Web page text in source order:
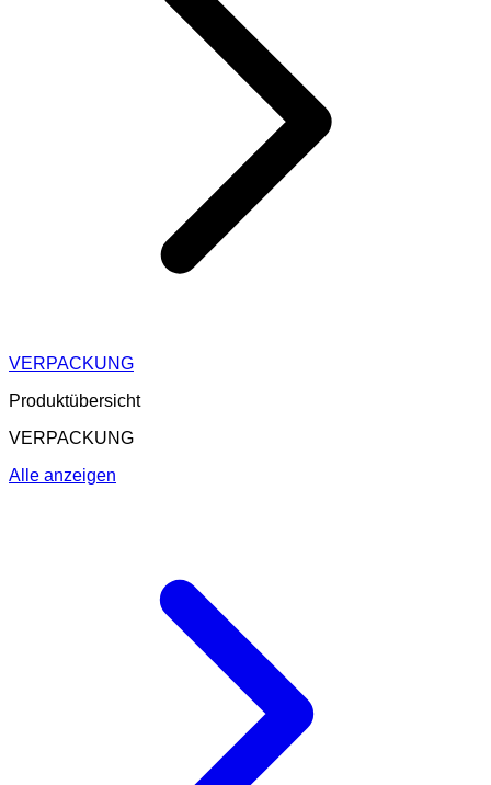
VERPACKUNG
Produktübersicht
VERPACKUNG
Alle anzeigen